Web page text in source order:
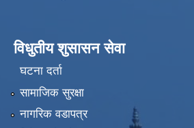
विधुतीय शुसासन सेवा
घटना दर्ता
सामाजिक सुरक्षा
नागरिक वडापत्र